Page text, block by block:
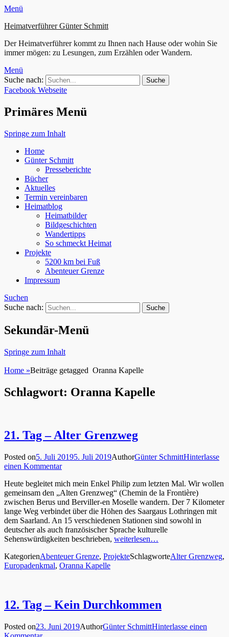
Menü
Heimatverführer Günter Schmitt
Der Heimatverführer kommt zu Ihnen nach Hause oder wohin Sie
immer mögen: zu Lesungen, zum Erzählen oder Wandern.
Menü
Suche nach:
Facebook Webseite
Primäres Menü
Springe zum Inhalt
Home
Günter Schmitt
Presseberichte
Bücher
Aktuelles
Termin vereinbaren
Heimatblog
Heimatbilder
Bildgeschichten
Wandertipps
So schmeckt Heimat
Projekte
5200 km bei Fuß
Abenteuer Grenze
Impressum
Suchen
Suche nach:
Sekundär-Menü
Springe zum Inhalt
Home »Beiträge getagged Oranna Kapelle
Schlagwort: Oranna Kapelle
21. Tag – Alter Grenzweg
Posted on5. Juli 20195. Juli 2019AuthorGünter SchmittHinterlasse
einen Kommentar
Heute begleitet mich mein Enkel Philip zum letzten Mal. Wir wollen
gemeinsam den „Alten Grenzweg“ (Chemin de la Frontière)
zwischen Berus und Berviller-en Moselle wandern. Der 7 Kilometer
lange Weg verbindet über die Höhen des Saargaus Lothringen mit
dem Saarland. An 15 verschiedenen Stationen sind sowohl in
deutscher als auch französischer Sprache kulturelle
Sehenswürdigkeiten beschrieben, weiterlesen…
KategorienAbenteuer Grenze, ProjekteSchlagworteAlter Grenzweg,
Europadenkmal, Oranna Kapelle
12. Tag – Kein Durchkommen
Posted on23. Juni 2019AuthorGünter SchmittHinterlasse einen